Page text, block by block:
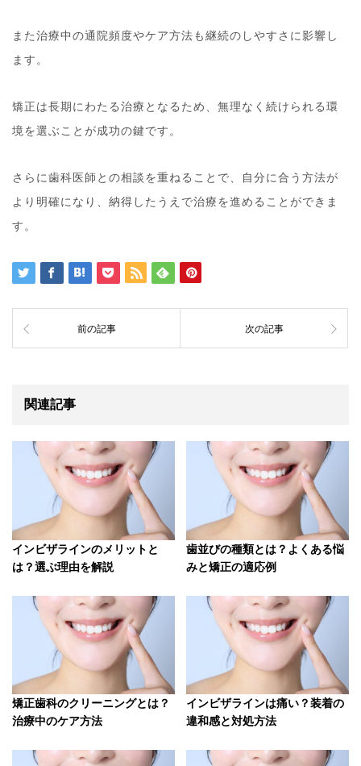
また治療中の通院頻度やケア方法も継続のしやすさに影響し
ます。
矯正は長期にわたる治療となるため、無理なく続けられる環
境を選ぶことが成功の鍵です。
さらに歯科医師との相談を重ねることで、自分に合う方法が
より明確になり、納得したうえで治療を進めることができま
す。
前の記事 次の記事
関連記事
インビザラインのメリットと
は？選ぶ理由を解説
歯並びの種類とは？よくある悩
みと矯正の適応例
矯正歯科のクリーニングとは？
治療中のケア方法
インビザラインは痛い？装着の
違和感と対処方法